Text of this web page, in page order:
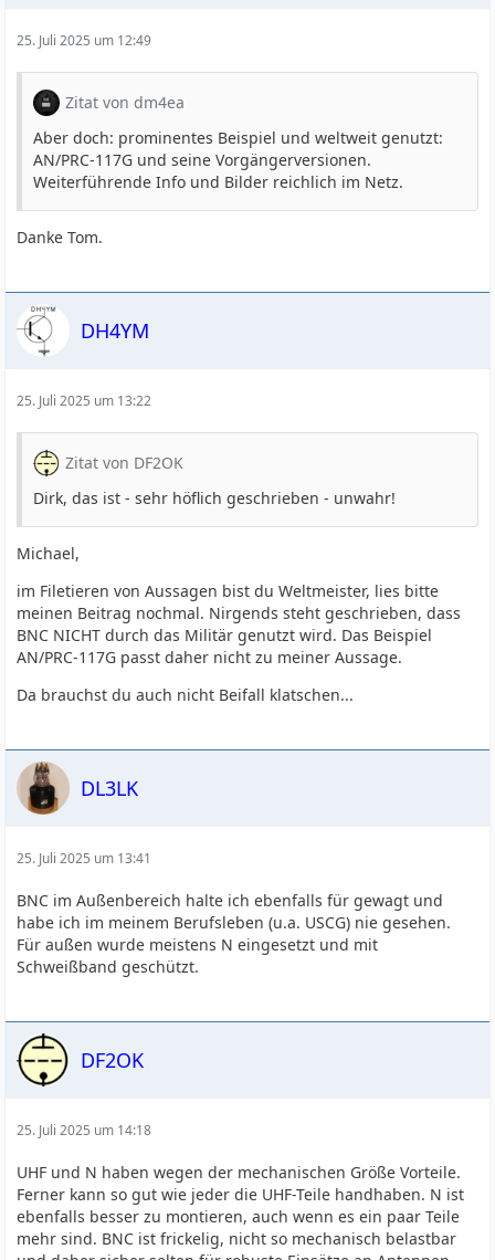
25. Juli 2025 um 12:49
Zitat von dm4ea
Aber doch: prominentes Beispiel und weltweit genutzt:
AN/PRC-117G und seine Vorgängerversionen.
Weiterführende Info und Bilder reichlich im Netz.
Danke Tom.
DH4YM
25. Juli 2025 um 13:22
Zitat von DF2OK
Dirk, das ist - sehr höflich geschrieben - unwahr!
Michael,
im Filetieren von Aussagen bist du Weltmeister, lies bitte
meinen Beitrag nochmal. Nirgends steht geschrieben, dass
BNC NICHT durch das Militär genutzt wird. Das Beispiel
AN/PRC-117G passt daher nicht zu meiner Aussage.
Da brauchst du auch nicht Beifall klatschen...
DL3LK
25. Juli 2025 um 13:41
BNC im Außenbereich halte ich ebenfalls für gewagt und
habe ich im meinem Berufsleben (u.a. USCG) nie gesehen.
Für außen wurde meistens N eingesetzt und mit
Schweißband geschützt.
DF2OK
25. Juli 2025 um 14:18
UHF und N haben wegen der mechanischen Größe Vorteile.
Ferner kann so gut wie jeder die UHF-Teile handhaben. N ist
ebenfalls besser zu montieren, auch wenn es ein paar Teile
mehr sind. BNC ist frickelig, nicht so mechanisch belastbar